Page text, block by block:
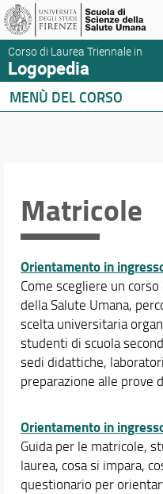
Corso di Laurea Triennale in
Logopedia
MENÙ DEL CORSO
Orario e calendari
Matricole
Orientamento in
Come scegliere un
della Salute Umana,
scelta universitaria
studenti di scuola
sedi didattiche,
preparazione alle prove
Orientamento in
Guida per le matricole,
laurea, cosa si impara,
questionario per